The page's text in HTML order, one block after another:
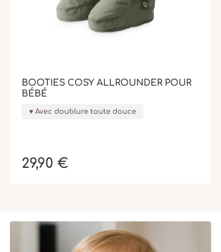
BOOTIES COSY ALLROUNDER POUR
BÉBÉ
Avec doublure toute douce
29,90 €